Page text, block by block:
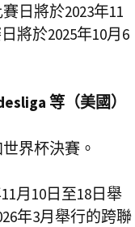
日將於2023年11
將於2025年10月6
等（美國）
界杯決賽。
月10日至18日舉
年3月舉行的跨聯